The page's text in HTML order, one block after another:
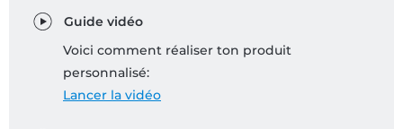
Guide vidéo
Voici comment réaliser ton produit
personnalisé:
Lancer la vidéo